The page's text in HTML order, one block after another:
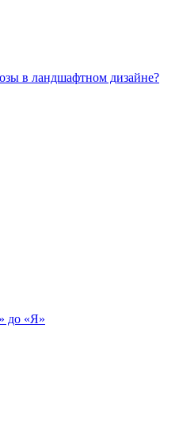
в ландшафтном дизайне?
до «Я»